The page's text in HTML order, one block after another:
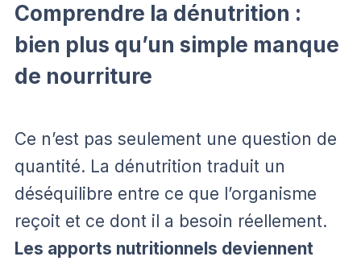
Comprendre la dénutrition :
bien plus qu’un simple manque
de nourriture
Ce n’est pas seulement une question de
quantité. La dénutrition traduit un
déséquilibre entre ce que l’organisme
reçoit et ce dont il a besoin réellement.
Les apports nutritionnels deviennent